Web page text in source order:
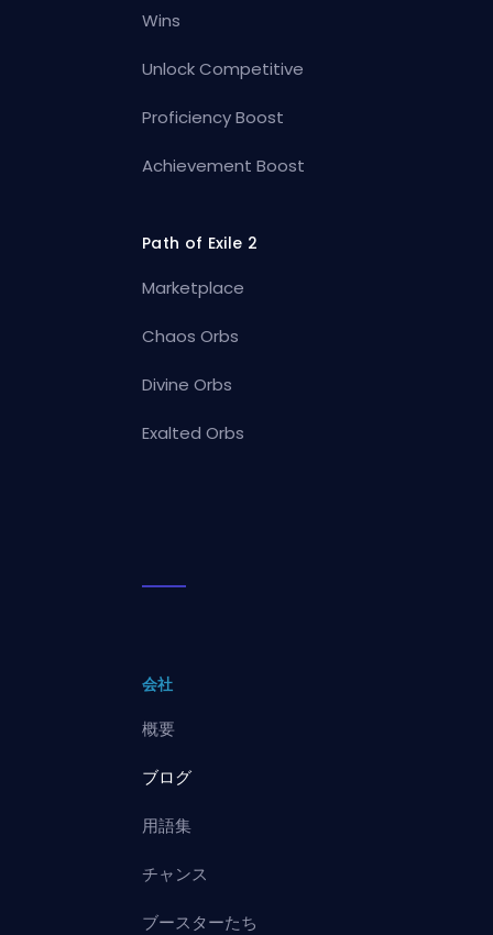
Wins
Unlock Competitive
Proficiency Boost
Achievement Boost
Path of Exile 2
Marketplace
Chaos Orbs
Divine Orbs
Exalted Orbs
会社
概要
ブログ
用語集
チャンス
ブースターたち